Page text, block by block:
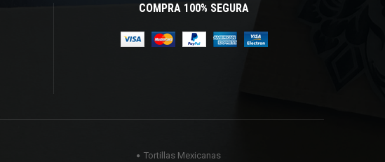
COMPRA 100% SEGURA
Tortillas Mexicanas